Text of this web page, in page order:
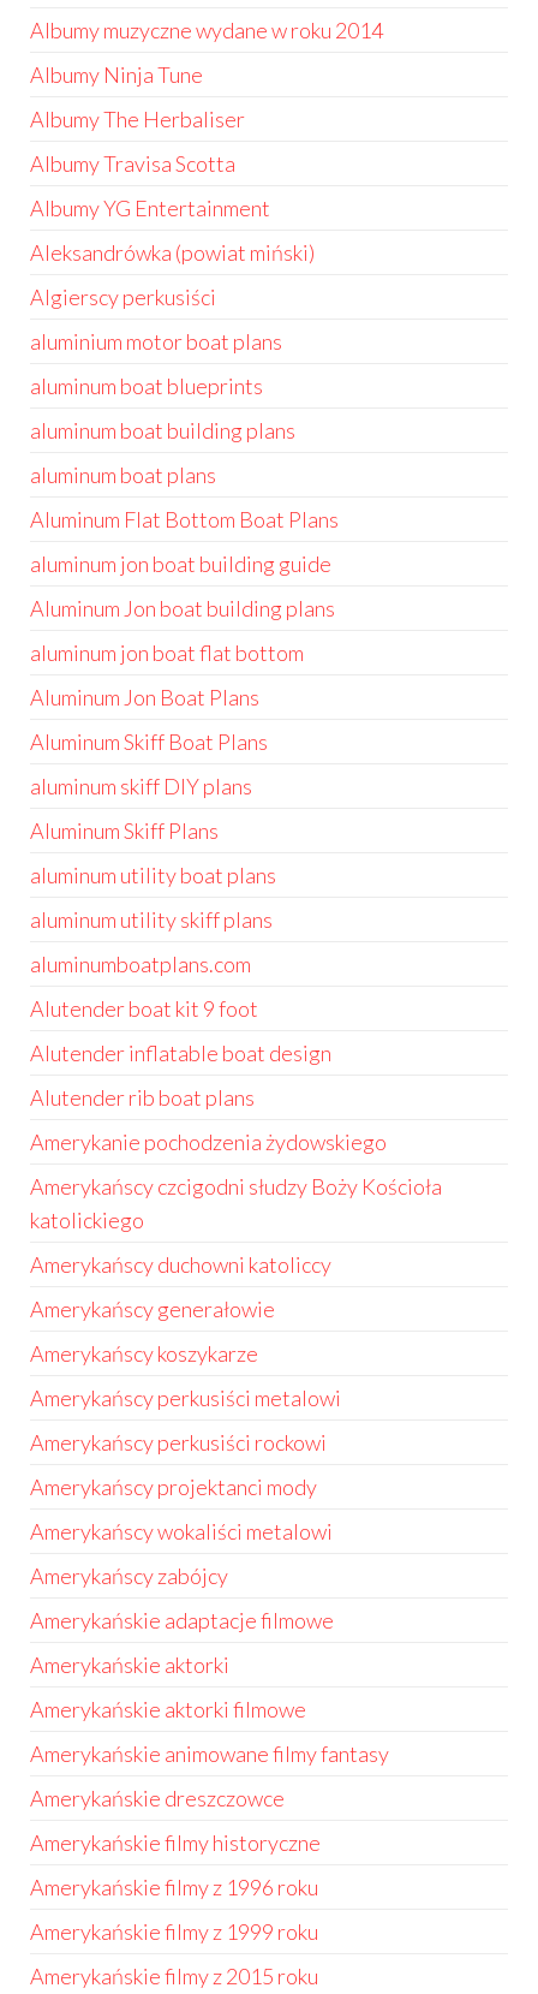
Albumy muzyczne wydane w roku 2014
Albumy Ninja Tune
Albumy The Herbaliser
Albumy Travisa Scotta
Albumy YG Entertainment
Aleksandrówka (powiat miński)
Algierscy perkusiści
aluminium motor boat plans
aluminum boat blueprints
aluminum boat building plans
aluminum boat plans
Aluminum Flat Bottom Boat Plans
aluminum jon boat building guide
Aluminum Jon boat building plans
aluminum jon boat flat bottom
Aluminum Jon Boat Plans
Aluminum Skiff Boat Plans
aluminum skiff DIY plans
Aluminum Skiff Plans
aluminum utility boat plans
aluminum utility skiff plans
aluminumboatplans.com
Alutender boat kit 9 foot
Alutender inflatable boat design
Alutender rib boat plans
Amerykanie pochodzenia żydowskiego
Amerykańscy czcigodni słudzy Boży Kościoła
katolickiego
Amerykańscy duchowni katoliccy
Amerykańscy generałowie
Amerykańscy koszykarze
Amerykańscy perkusiści metalowi
Amerykańscy perkusiści rockowi
Amerykańscy projektanci mody
Amerykańscy wokaliści metalowi
Amerykańscy zabójcy
Amerykańskie adaptacje filmowe
Amerykańskie aktorki
Amerykańskie aktorki filmowe
Amerykańskie animowane filmy fantasy
Amerykańskie dreszczowce
Amerykańskie filmy historyczne
Amerykańskie filmy z 1996 roku
Amerykańskie filmy z 1999 roku
Amerykańskie filmy z 2015 roku